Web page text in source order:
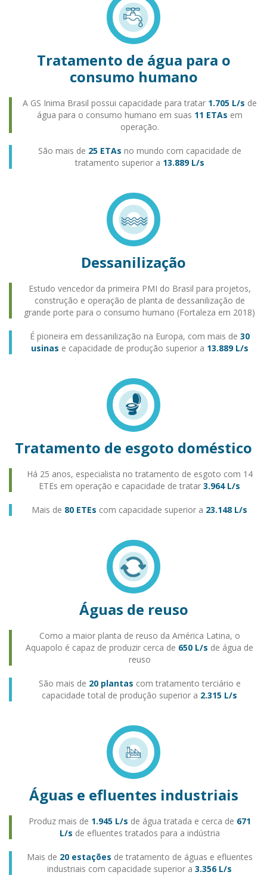
Tratamento de água para o
consumo humano
A GS Inima Brasil possui capacidade para tratar 1.705 L/s de
água para o consumo humano em suas 11 ETAs em
operação.
São mais de 25 ETAs no mundo com capacidade de
tratamento superior a 13.889 L/s
Dessanilização
Estudo vencedor da primeira PMI do Brasil para projetos,
construção e operação de planta de dessanilização de
grande porte para o consumo humano (Fortaleza em 2018)
É pioneira em dessanilização na Europa, com mais de 30
usinas e capacidade de produção superior a 13.889 L/s
Tratamento de esgoto doméstico
Há 25 anos, especialista no tratamento de esgoto com 14
ETEs em operação e capacidade de tratar 3.964 L/s
Mais de 80 ETEs com capacidade superior a 23.148 L/s
Águas de reuso
Como a maior planta de reuso da América Latina, o
Aquapolo é capaz de produzir cerca de 650 L/s de água de
reuso
São mais de 20 plantas com tratamento terciário e
capacidade total de produção superior a 2.315 L/s
Águas e efluentes industriais
Produz mais de 1.945 L/s de água tratada e cerca de 671
L/s de efluentes tratados para a indústria
Mais de 20 estações de tratamento de águas e efluentes
industriais com capacidade superior a 3.356 L/s